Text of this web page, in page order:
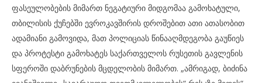
ფასეულობების მიმართ ნეგატიური მიდგომაა გამოხატული,
თბილისის ქუჩებში ევროკავშირის დროშებით ათი ათასობით
ადამიანი გამოვიდა, მათ პოლიციას წინააღმდეგობა გაუწიეს
და პროტესტი გამოხატეს საქართველოს რუსეთის გავლენის
სფეროში დაბრუნების მცდელობის მიმართ. „ამრიგად, ბიძინა